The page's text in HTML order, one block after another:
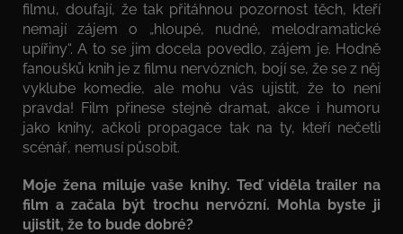
filmu, doufají, že tak přitáhnou pozornost těch, kteří
nemají zájem o „hloupé, nudné, melodramatické
upířiny“. A to se jim docela povedlo, zájem je. Hodně
fanoušků knih je z filmu nervózních, bojí se, že se z něj
vyklube komedie, ale mohu vás ujistit, že to není
pravda! Film přinese stejně dramat, akce i humoru
jako knihy, ačkoli propagace tak na ty, kteří nečetli
scénář, nemusí působit.
Moje žena miluje vaše knihy. Teď viděla trailer na
film a začala být trochu nervózní. Mohla byste ji
ujistit, že to bude dobré?